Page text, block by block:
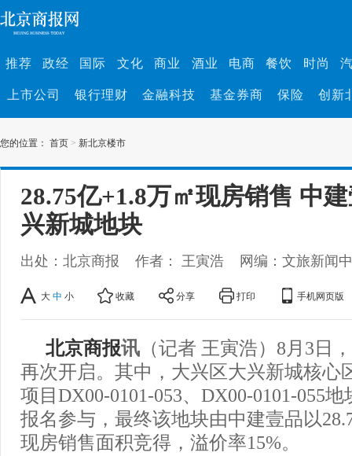
推荐 政经 国际 文化 商业 酒业 电商 餐饮 时尚
上市公司 银行理财 金融科技 基金券商 保险 创新
您的位置： 首页 > 新北京楼市
28.75亿+1.8万㎡现房销售 中
兴新城地块
出处：北京商报 作者： 王寅浩 网编：文旅新闻
大 中 小 收藏 分享 打印 手机网页版
北京商报讯 （记者 王寅浩）8月3日
再次开启。其中，大兴区大兴新城核心
项目DX00-0101-053、DX00-0101-055
报名参与，最终该地块由中建壹品以
现房销售面积竞得，溢价率15%。